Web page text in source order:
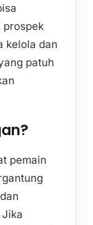
prospek
kelola dan
patuh
pemain